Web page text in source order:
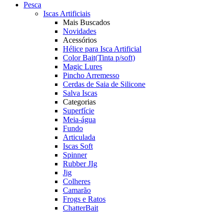
Pesca
Iscas Artificiais
Mais Buscados
Novidades
Acessórios
Hélice para Isca Artificial
Color Bait(Tinta p/soft)
Magic Lures
Pincho Arremesso
Cerdas de Saia de Silicone
Salva Iscas
Categorias
Superfície
Meia-água
Fundo
Articulada
Iscas Soft
Spinner
Rubber JIg
Jig
Colheres
Camarão
Frogs e Ratos
ChatterBait